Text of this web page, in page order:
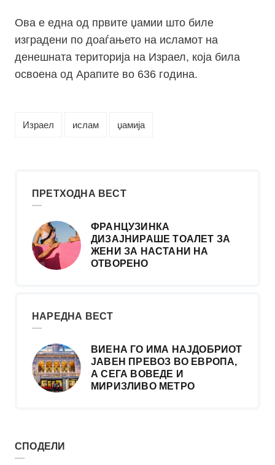
Ова е една од првите џамии што биле
изградени по доаѓањето на исламот на
денешната територија на Израел, која била
освоена од Арапите во 636 година.
Израел ислам џамија
ПРЕТХОДНА ВЕСТ
ФРАНЦУЗИНКА
ДИЗАЈНИРАШЕ ТОАЛЕТ ЗА
ЖЕНИ ЗА НАСТАНИ НА
ОТВОРЕНО
НАРЕДНА ВЕСТ
ВИЕНА ГО ИМА НАЈДОБРИОТ
ЈАВЕН ПРЕВОЗ ВО ЕВРОПА,
А СЕГА ВОВЕДЕ И
МИРИЗЛИВО МЕТРО
СПОДЕЛИ